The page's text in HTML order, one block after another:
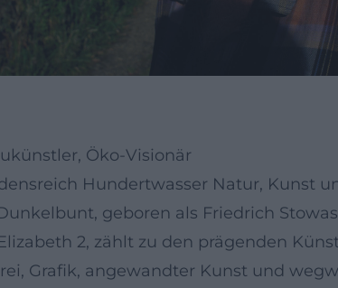
Öko-Visionär
Hundertwasser Natur, Kunst
geboren als Friedrich
2, zählt zu den prägenden
Grafik, angewandter Kunst und